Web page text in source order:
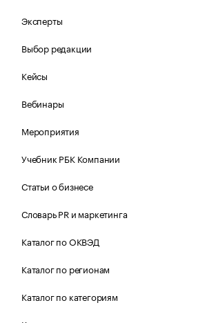
Эксперты
Выбор редакции
Кейсы
Вебинары
Мероприятия
Учебник РБК Компании
Статьи о бизнесе
Словарь PR и маркетинга
Каталог по ОКВЭД
Каталог по регионам
Каталог по категориям